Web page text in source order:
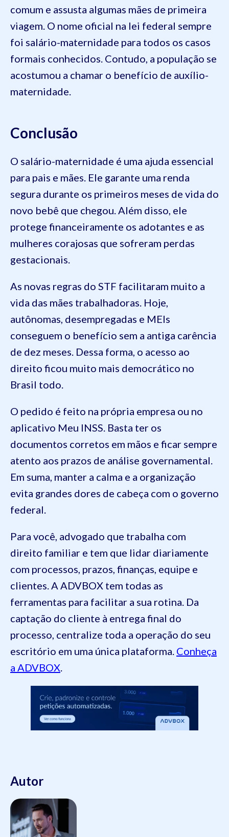
comum e assusta algumas mães de primeira
viagem. O nome oficial na lei federal sempre
foi salário-maternidade para todos os casos
formais conhecidos. Contudo, a população se
acostumou a chamar o benefício de auxílio-
maternidade.
Conclusão
O salário-maternidade é uma ajuda essencial
para pais e mães. Ele garante uma renda
segura durante os primeiros meses de vida do
novo bebê que chegou. Além disso, ele
protege financeiramente os adotantes e as
mulheres corajosas que sofreram perdas
gestacionais.
As novas regras do STF facilitaram muito a
vida das mães trabalhadoras. Hoje,
autônomas, desempregadas e MEIs
conseguem o benefício sem a antiga carência
de dez meses. Dessa forma, o acesso ao
direito ficou muito mais democrático no
Brasil todo.
O pedido é feito na própria empresa ou no
aplicativo Meu INSS. Basta ter os
documentos corretos em mãos e ficar sempre
atento aos prazos de análise governamental.
Em suma, manter a calma e a organização
evita grandes dores de cabeça com o governo
federal.
Para você, advogado que trabalha com
direito familiar e tem que lidar diariamente
com processos, prazos, finanças, equipe e
clientes. A ADVBOX tem todas as
ferramentas para facilitar a sua rotina. Da
captação do cliente à entrega final do
processo, centralize toda a operação do seu
escritório em uma única plataforma. Conheça
a ADVBOX.
Autor